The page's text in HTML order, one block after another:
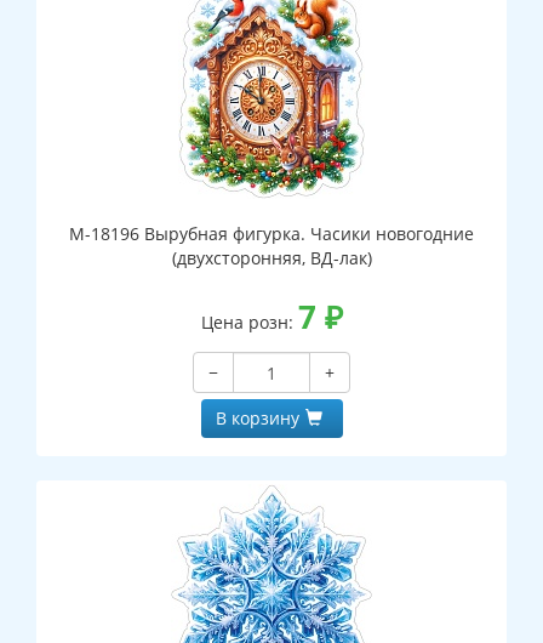
М-18196 Вырубная фигурка. Часики новогодние
(двухсторонняя, ВД-лак)
Цена розн: 7 ₽
−
+
В корзину